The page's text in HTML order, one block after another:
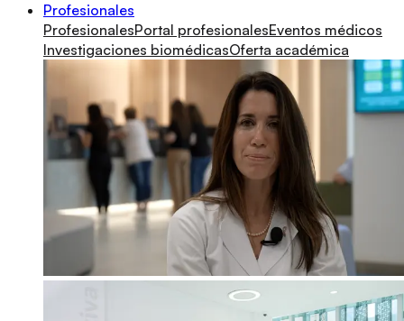
Profesionales
ProfesionalesPortal profesionalesEventos médicos
Investigaciones biomédicasOferta académica